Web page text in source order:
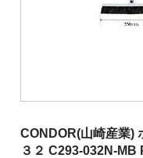
履物
CONDOR(山崎産業)
３２ C293-032N-MB